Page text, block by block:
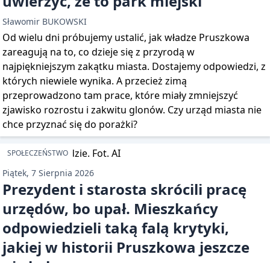
Sławomir BUKOWSKI
Od wielu dni próbujemy ustalić, jak władze Pruszkowa
zareagują na to, co dzieje się z przyrodą w
najpiękniejszym zakątku miasta. Dostajemy odpowiedzi, z
których niewiele wynika. A przecież zimą
przeprowadzono tam prace, które miały zmniejszyć
zjawisko rozrostu i zakwitu glonów. Czy urząd miasta nie
chce przyznać się do porażki?
SPOŁECZEŃSTWO
Piątek, 7 Sierpnia 2026
Prezydent i starosta skrócili pracę
urzędów, bo upał. Mieszkańcy
odpowiedzieli taką falą krytyki,
jakiej w historii Pruszkowa jeszcze